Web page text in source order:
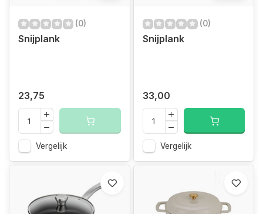
(0)
Snijplank
23,75
Vergelijk
(0)
Snijplank
33,00
Vergelijk